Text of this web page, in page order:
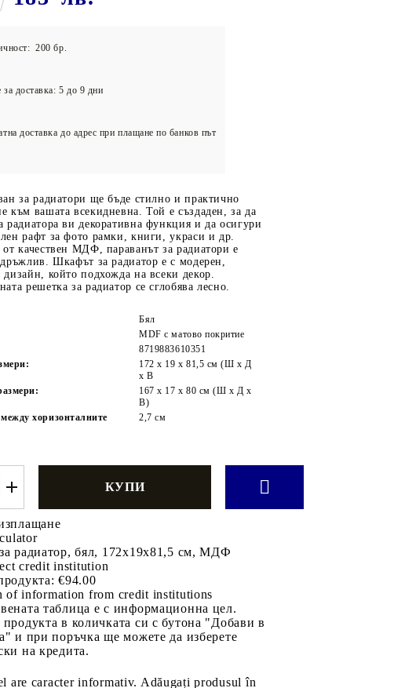
200 бр.
доставка: 5 до 9 дни
доставка до адрес при плащане по банков път
за радиатори ще бъде стилно и практично
към вашата всекидневна. Той е създаден, за да
радиатора ви декоративна функция и да осигури
рафт за фото рамки, книги, украси и др.
от качествен МДФ, параванът за радиатори е
Шкафът за радиатор е с модерен,
дизайн, който подхожда на всеки декор.
решетка за радиатор се сглобява лесно.
Бял
MDF с матово покритие
8719883610351
172 x 19 x 81,5 см (Ш х Д
х В
167 x 17 x 80 см (Ш x Д x
В)
хоризонталните
2,7 см
радиатор, бял, 172x19x81,5 см, МДФ
credit institution
€94.00
of information from credit institutions
таблица е с информационна цел.
продукта в количката си с бутона "Добави в
и при поръчка ще можете да изберете
на кредита.
are caracter informativ. Adăugați produsul în